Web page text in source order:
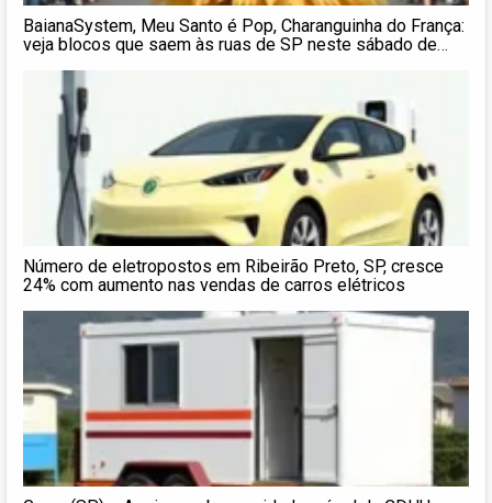
BaianaSystem, Meu Santo é Pop, Charanguinha do França:
veja blocos que saem às ruas de SP neste sábado de
Número de eletropostos em Ribeirão Preto, SP, cresce
24% com aumento nas vendas de carros elétricos